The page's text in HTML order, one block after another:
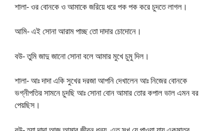
শালা- ওর বোনকে ও আমাকে জরিয়ে ধরে পক পক করে চুদতে লাগল।
আমি- এই সোনা আরাম পাচ্ছ তো দাদার চোদোনে।
বউ- তুমি জাদু জানো সোনা বলে আমার মুখে চুমু দিল।
শালা- আঃ দাদা একি সুখের দরজা আপনি দেখালেন আঃ নিজের বোনকে
ভগ্নীপতির সামনে চুদছি আঃ সোনা বোন আমার তোর কপাল ভাল এমন বর
পেয়ছিস।